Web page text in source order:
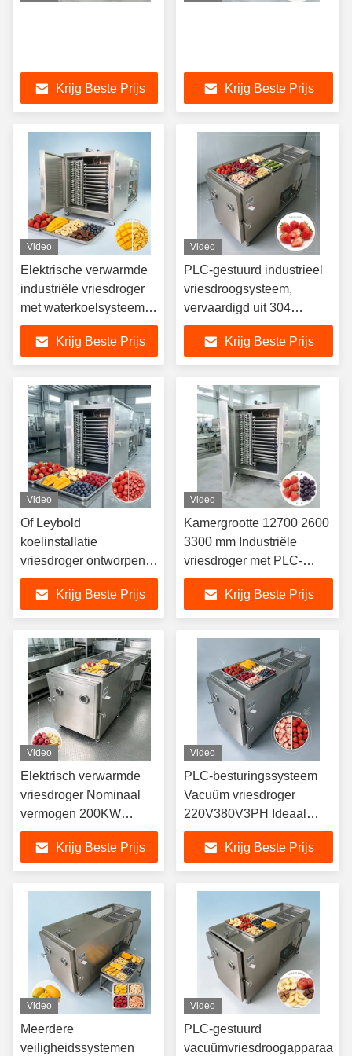
Krijg Beste Prijs Krijg Beste Prijs
Video
Elektrische verwarmde
industriële vriesdroger
met waterkoelsysteem,
ideaal voor voedsel- en
chemische verwerking
Krijg Beste Prijs
Video
PLC-gestuurd industrieel
vriesdroogsysteem,
vervaardigd uit 304
roestvrij staal, met een
droogtijd van 20 tot 24 uur
voor optimale prestaties
Krijg Beste Prijs
Video
Of Leybold
koelinstallatie
vriesdroger ontworpen
voor 20 tot 24 uur
drogen tijd zorgen voor
vocht verwijdering
proces
Krijg Beste Prijs
Video
Kamergrootte 12700 2600
3300 mm Industriële
vriesdroger met PLC-
besturingssysteem en
droogtijd 20 tot 24 uur
Ontworpen voor gebruik
Krijg Beste Prijs
Video
Elektrisch verwarmde
vriesdroger Nominaal
vermogen 200KW
Vriesdroogmachine voor
toepassingen in de
voedingsmiddelen- en
chemische industrie
Krijg Beste Prijs
Video
PLC-besturingssysteem
Vacuüm vriesdroger
220V380V3PH Ideaal
voor het vriesdrogen van
voedingsmiddelen en
chemische producten
Krijg Beste Prijs
Video
Meerdere
veiligheidssystemen
Video
PLC-gestuurd
vacuümvriesdroogapparaat